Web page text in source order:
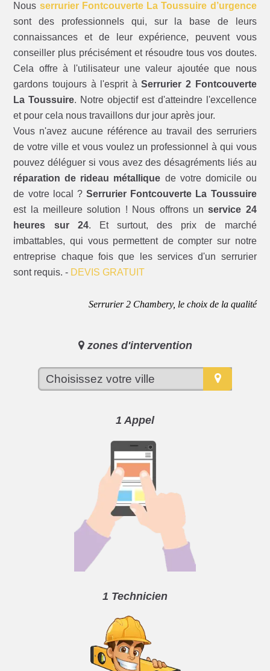
Nous serrurier Fontcouverte La Toussuire d’urgence
sont des professionnels qui, sur la base de leurs
connaissances et de leur expérience, peuvent vous
conseiller plus précisément et résoudre tous vos doutes.
Cela offre à l'utilisateur une valeur ajoutée que nous
gardons toujours à l'esprit àSerrurier 2 Fontcouverte
La Toussuire. Notre objectif est d'atteindre l'excellence
et pour cela nous travaillons dur jour après jour.
Vous n'avez aucune référence au travail des serruriers
de votre ville et vous voulez un professionnel à qui vous
pouvez déléguer si vous avez des désagréments liés au
réparation de rideau métallique de votre domicile ou
de votre local ?Serrurier Fontcouverte La Toussuire
est la meilleure solution ! Nous offrons unservice 24
heures sur 24. Et surtout, des prix de marché
imbattables, qui vous permettent de compter sur notre
entreprise chaque fois que les services d'un serrurier
sont requis. - DEVIS GRATUIT
Serrurier 2 Chambery, le choix de la qualité
zones d'intervention
1 Appel
1 Technicien